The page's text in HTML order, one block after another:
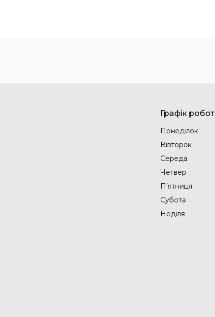
Графік
Понеділок
Вівторок
Середа
Четвер
Пʼятниця
Субота
Неділя